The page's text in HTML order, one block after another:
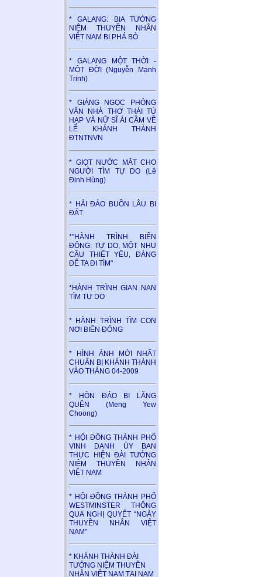
* GALANG: BIA TƯỞNG
NIỆM THUYỀN NHÂN
VIỆT NAM BỊ PHÁ BỎ
* GALANG MỘT THỜI -
MỘT ĐỜI (Nguyễn Mạnh
Trinh)
* GIÁNG NGỌC PHỎNG
VẤN NHÀ THƠ THÁI TÚ
HẠP VÀ NỮ SĨ ÁI CẦM VỀ
LỄ KHÁNH THÀNH
ĐTNTNVN
* GIỌT NƯỚC MẮT CHO
NGƯỜI TÌM TỰ DO (Lê
Đinh Hùng)
* HẢI ĐẢO BUỒN LÂU BI
ĐÁT
*"HÀNH TRÌNH BIỂN
ĐÔNG: TỰ DO, MỘT NHU
CẦU THIẾT YẾU, ĐÁNG
ĐỂ TA ĐI TÌM"
*HÀNH TRÌNH GIAN NAN
TÌM TỰ DO
* HÀNH TRÌNH TÌM CON
NƠI BIỂN ĐÔNG
* HÌNH ẢNH MỚI NHẤT
CHUẨN BỊ KHÁNH THÀNH
VÀO THÁNG 04-2009
* HÒN ĐẢO BỊ LÃNG
QUÊN (Meng Yew
Choong)
* HỘI ĐỒNG THÀNH PHỐ
VINH DANH ỦY BAN
THỰC HIỆN ĐÀI TƯỞNG
NIỆM THUYỀN NHÂN
VIỆT NAM
* HỘI ĐỒNG THÀNH PHỐ
WESTMINSTER THÔNG
QUA NGHỊ QUYẾT “NGÀY
THUYỀN NHÂN VIỆT
NAM”
* KHÁNH THÀNH ĐÀI
TƯỞNG NIỆM THUYỀN
NHÂN VIỆT NAM TẠI NAM